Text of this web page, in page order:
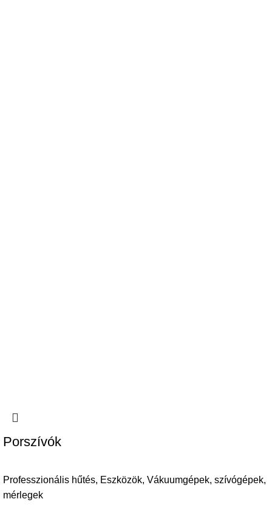
Porszívók
Professzionális hűtés, Eszközök, Vákuumgépek, szívógépek,
mérlegek